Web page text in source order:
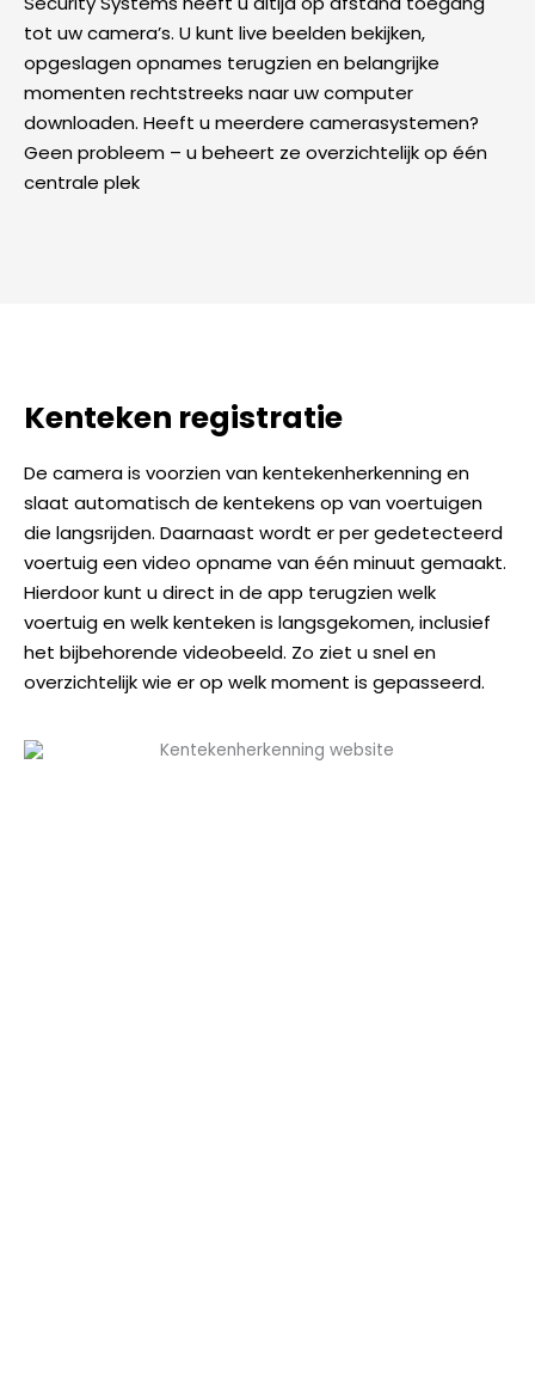
tot uw camera’s. U kunt live beelden bekijken,
opgeslagen opnames terugzien en belangrijke
momenten rechtstreeks naar uw computer
downloaden. Heeft u meerdere camerasystemen?
Geen probleem – u beheert ze overzichtelijk op één
centrale plek
Kenteken registratie
De camera is voorzien van kentekenherkenning en
slaat automatisch de kentekens op van voertuigen
die langsrijden. Daarnaast wordt er per gedetecteerd
voertuig een video opname van één minuut gemaakt.
Hierdoor kunt u direct in de app terugzien welk
voertuig en welk kenteken is langsgekomen, inclusief
het bijbehorende videobeeld. Zo ziet u snel en
overzichtelijk wie er op welk moment is gepasseerd.